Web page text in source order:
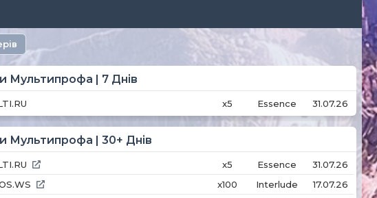
Мультипрофа | 7 Днів
x5 Essence 31.07.26
Мультипрофа | 30+ Днів
x5 Essence 31.07.26
x100 Interlude 17.07.26